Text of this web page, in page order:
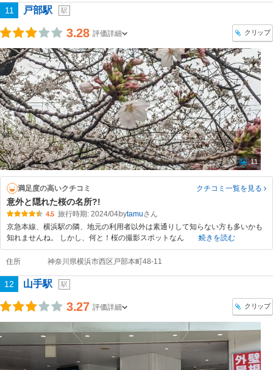
11 戸部駅 駅
3.28 評価詳細 クリップ
11
満足度の高いクチコミ クチコミ一覧を見る
意外と隠れた桜の名所?!
4.5 旅行時期: 2024/04bytamu
京急本線、横浜駅の隣、地元の利用者以外は素通りして知らない方も多いかも
知れませんね。 しかし、何と！桜の撮影スポットなん
続きを読む
住所 神奈川県横浜市西区戸部本町48-11
12 山手駅 駅
3.27 評価詳細 クリップ